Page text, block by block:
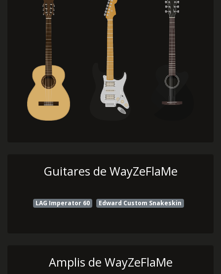
Guitares de WayZeFlaMe
LAG Imperator 60 Edward Custom Snakeskin
Amplis de WayZeFlaMe